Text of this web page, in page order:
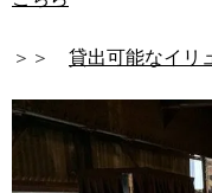
＞＞ 貸出可能なイリ